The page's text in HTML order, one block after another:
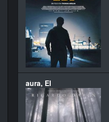
aura, El